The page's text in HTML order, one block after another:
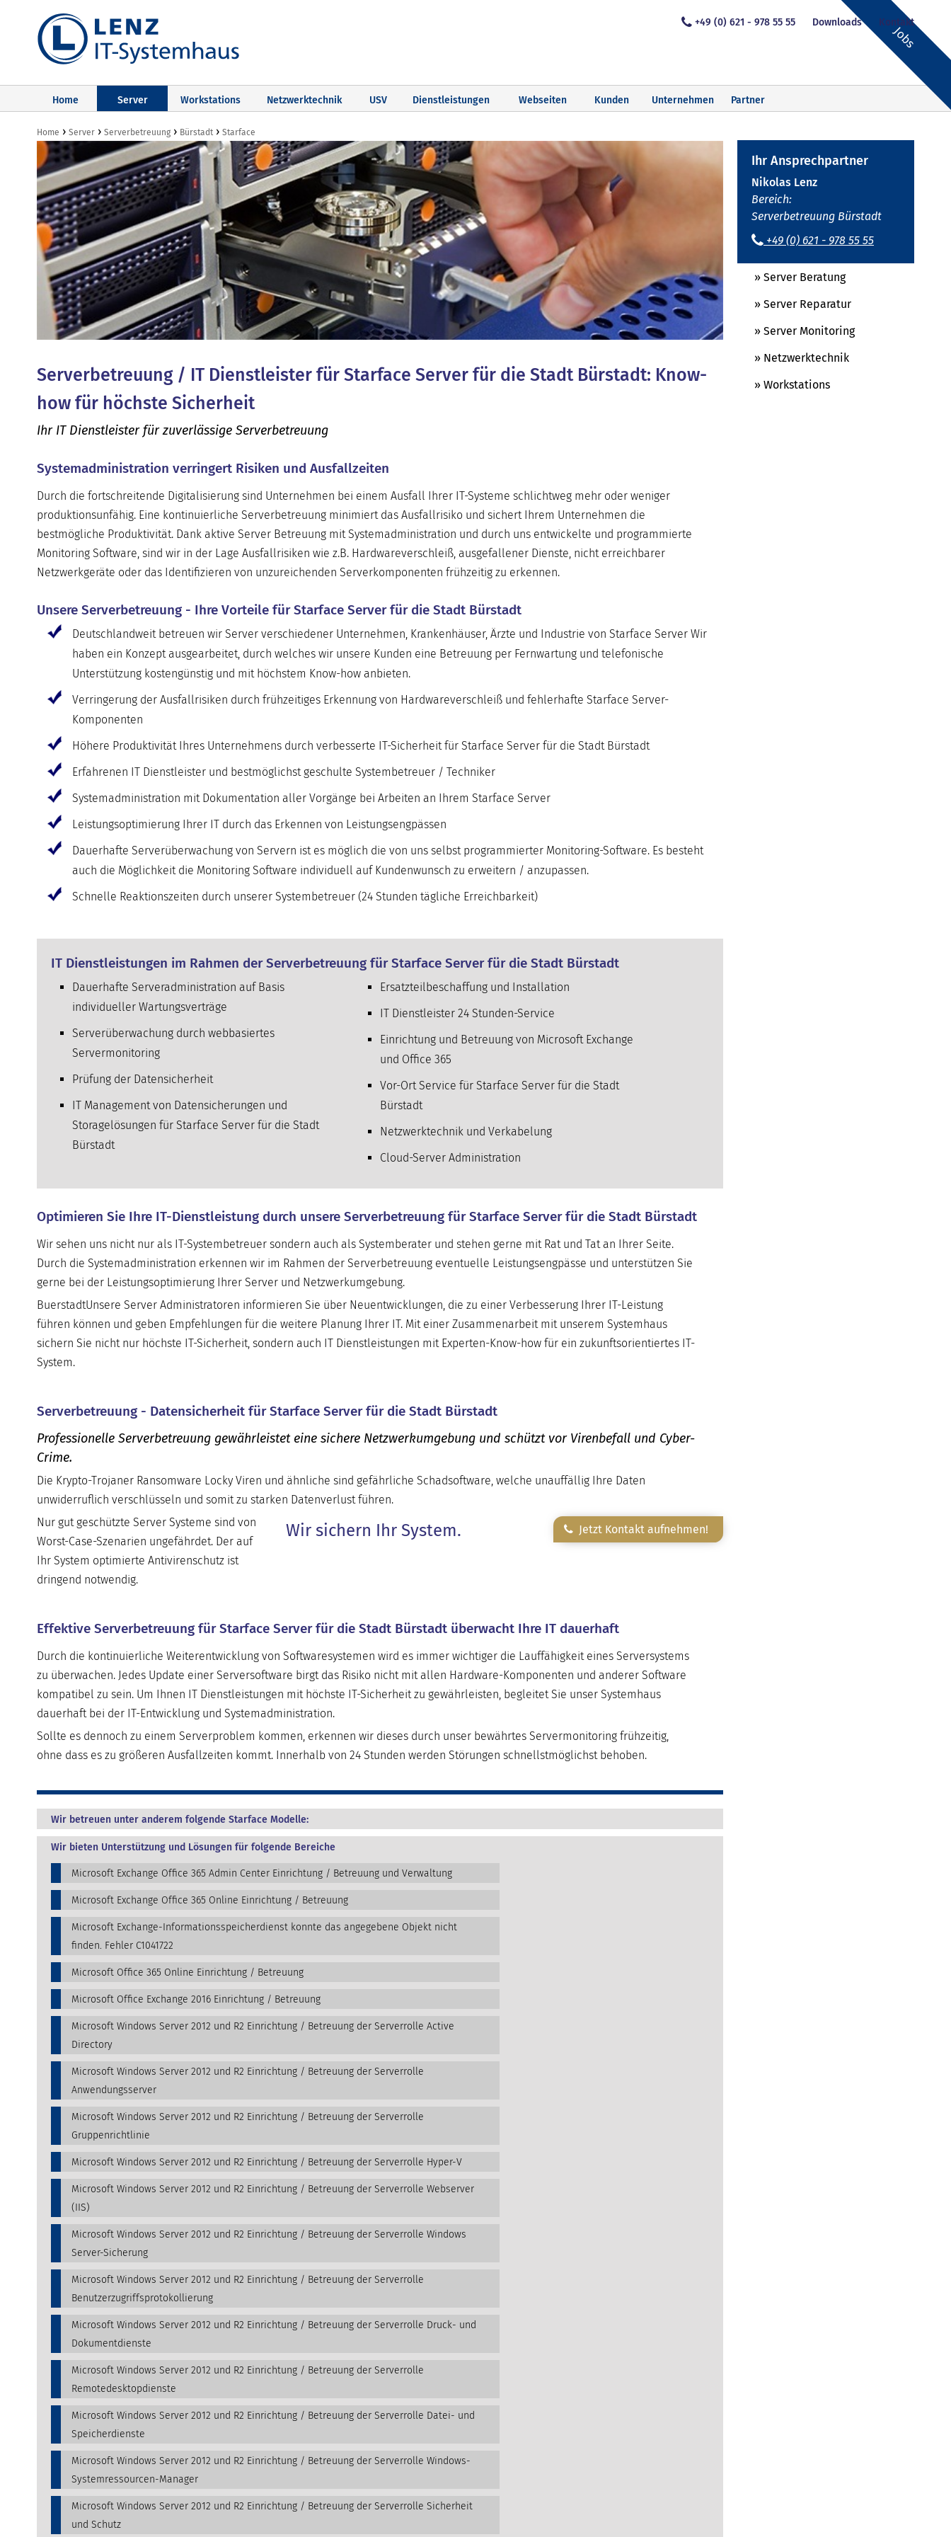
Jobs
+49 (0) 621 - 978 55 55 Downloads Kontakt
Home Server Workstations Netzwerktechnik USV Dienstleistungen Webseiten Kunden Unternehmen Partner
Home › Server › Serverbetreuung › Bürstadt › Starface
Serverbetreuung / IT Dienstleister für Starface Server für die Stadt Bürstadt: Know-
how für höchste Sicherheit
Ihr IT Dienstleister für zuverlässige Serverbetreuung
Systemadministration verringert Risiken und Ausfallzeiten
Durch die fortschreitende Digitalisierung sind Unternehmen bei einem Ausfall Ihrer IT-Systeme schlichtweg mehr oder weniger
produktionsunfähig. Eine kontinuierliche Serverbetreuung minimiert das Ausfallrisiko und sichert Ihrem Unternehmen die
bestmögliche Produktivität. Dank aktive Server Betreuung mit Systemadministration und durch uns entwickelte und programmierte
Monitoring Software, sind wir in der Lage Ausfallrisiken wie z.B. Hardwareverschleiß, ausgefallener Dienste, nicht erreichbarer
Netzwerkgeräte oder das Identifizieren von unzureichenden Serverkomponenten frühzeitig zu erkennen.
Unsere Serverbetreuung - Ihre Vorteile für Starface Server für die Stadt Bürstadt
Deutschlandweit betreuen wir Server verschiedener Unternehmen, Krankenhäuser, Ärzte und Industrie von Starface Server Wir
haben ein Konzept ausgearbeitet, durch welches wir unsere Kunden eine Betreuung per Fernwartung und telefonische
Unterstützung kostengünstig und mit höchstem Know-how anbieten.
Verringerung der Ausfallrisiken durch frühzeitiges Erkennung von Hardwareverschleiß und fehlerhafte Starface Server-
Komponenten
Höhere Produktivität Ihres Unternehmens durch verbesserte IT-Sicherheit für Starface Server für die Stadt Bürstadt
Erfahrenen IT Dienstleister und bestmöglichst geschulte Systembetreuer / Techniker
Systemadministration mit Dokumentation aller Vorgänge bei Arbeiten an Ihrem Starface Server
Leistungsoptimierung Ihrer IT durch das Erkennen von Leistungsengpässen
Dauerhafte Serverüberwachung von Servern ist es möglich die von uns selbst programmierter Monitoring-Software. Es besteht
auch die Möglichkeit die Monitoring Software individuell auf Kundenwunsch zu erweitern / anzupassen.
Schnelle Reaktionszeiten durch unserer Systembetreuer (24 Stunden tägliche Erreichbarkeit)
IT Dienstleistungen im Rahmen der Serverbetreuung für Starface Server für die Stadt Bürstadt
Dauerhafte Serveradministration auf Basis
individueller Wartungsverträge
Serverüberwachung durch webbasiertes
Servermonitoring
Prüfung der Datensicherheit
IT Management von Datensicherungen und
Storagelösungen für Starface Server für die Stadt
Bürstadt
Ersatzteilbeschaffung und Installation
IT Dienstleister 24 Stunden-Service
Einrichtung und Betreuung von Microsoft Exchange
und Office 365
Vor-Ort Service für Starface Server für die Stadt
Bürstadt
Netzwerktechnik und Verkabelung
Cloud-Server Administration
Optimieren Sie Ihre IT-Dienstleistung durch unsere Serverbetreuung für Starface Server für die Stadt Bürstadt
Wir sehen uns nicht nur als IT-Systembetreuer sondern auch als Systemberater und stehen gerne mit Rat und Tat an Ihrer Seite.
Durch die Systemadministration erkennen wir im Rahmen der Serverbetreuung eventuelle Leistungsengpässe und unterstützen Sie
gerne bei der Leistungsoptimierung Ihrer Server und Netzwerkumgebung.
BuerstadtUnsere Server Administratoren informieren Sie über Neuentwicklungen, die zu einer Verbesserung Ihrer IT-Leistung
führen können und geben Empfehlungen für die weitere Planung Ihrer IT. Mit einer Zusammenarbeit mit unserem Systemhaus
sichern Sie nicht nur höchste IT-Sicherheit, sondern auch IT Dienstleistungen mit Experten-Know-how für ein zukunftsorientiertes IT-
System.
Serverbetreuung - Datensicherheit für Starface Server für die Stadt Bürstadt
Professionelle Serverbetreuung gewährleistet eine sichere Netzwerkumgebung und schützt vor Virenbefall und Cyber-
Crime.
Die Krypto-Trojaner Ransomware Locky Viren und ähnliche sind gefährliche Schadsoftware, welche unauffällig Ihre Daten
unwiderruflich verschlüsseln und somit zu starken Datenverlust führen.
Nur gut geschützte Server Systeme sind von
Worst-Case-Szenarien ungefährdet. Der auf
Ihr System optimierte Antivirenschutz ist
dringend notwendig.
Wir sichern Ihr System. Jetzt Kontakt aufnehmen!
Effektive Serverbetreuung für Starface Server für die Stadt Bürstadt überwacht Ihre IT dauerhaft
Durch die kontinuierliche Weiterentwicklung von Softwaresystemen wird es immer wichtiger die Lauffähigkeit eines Serversystems
zu überwachen. Jedes Update einer Serversoftware birgt das Risiko nicht mit allen Hardware-Komponenten und anderer Software
kompatibel zu sein. Um Ihnen IT Dienstleistungen mit höchste IT-Sicherheit zu gewährleisten, begleitet Sie unser Systemhaus
dauerhaft bei der IT-Entwicklung und Systemadministration.
Sollte es dennoch zu einem Serverproblem kommen, erkennen wir dieses durch unser bewährtes Servermonitoring frühzeitig,
ohne dass es zu größeren Ausfallzeiten kommt. Innerhalb von 24 Stunden werden Störungen schnellstmöglichst behoben.
Wir betreuen unter anderem folgende Starface Modelle:
Wir bieten Unterstützung und Lösungen für folgende Bereiche
Microsoft Exchange Office 365 Admin Center Einrichtung / Betreuung und Verwaltung
Microsoft Exchange Office 365 Online Einrichtung / Betreuung
Microsoft Exchange-Informationsspeicherdienst konnte das angegebene Objekt nicht
finden. Fehler C1041722
Microsoft Office 365 Online Einrichtung / Betreuung
Microsoft Office Exchange 2016 Einrichtung / Betreuung
Microsoft Windows Server 2012 und R2 Einrichtung / Betreuung der Serverrolle Active
Directory
Microsoft Windows Server 2012 und R2 Einrichtung / Betreuung der Serverrolle
Anwendungsserver
Microsoft Windows Server 2012 und R2 Einrichtung / Betreuung der Serverrolle
Gruppenrichtlinie
Microsoft Windows Server 2012 und R2 Einrichtung / Betreuung der Serverrolle Hyper-V
Microsoft Windows Server 2012 und R2 Einrichtung / Betreuung der Serverrolle Webserver
(IIS)
Microsoft Windows Server 2012 und R2 Einrichtung / Betreuung der Serverrolle Windows
Server-Sicherung
Microsoft Windows Server 2012 und R2 Einrichtung / Betreuung der Serverrolle
Benutzerzugriffsprotokollierung
Microsoft Windows Server 2012 und R2 Einrichtung / Betreuung der Serverrolle Druck- und
Dokumentdienste
Microsoft Windows Server 2012 und R2 Einrichtung / Betreuung der Serverrolle
Remotedesktopdienste
Microsoft Windows Server 2012 und R2 Einrichtung / Betreuung der Serverrolle Datei- und
Speicherdienste
Microsoft Windows Server 2012 und R2 Einrichtung / Betreuung der Serverrolle Windows-
Systemressourcen-Manager
Microsoft Windows Server 2012 und R2 Einrichtung / Betreuung der Serverrolle Sicherheit
und Schutz
Ihr Ansprechpartner
Nikolas Lenz
Bereich:
Serverbetreuung Bürstadt
+49 (0) 621 - 978 55 55
» Server Beratung
» Server Reparatur
» Server Monitoring
» Netzwerktechnik
» Workstations